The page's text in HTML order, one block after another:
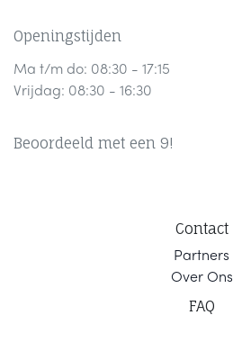
Openingstijden
Ma t/m do: 08:30 - 17:15
Vrijdag: 08:30 - 16:30
Beoordeeld met een 9!
Contact
Partners
Over Ons
FAQ